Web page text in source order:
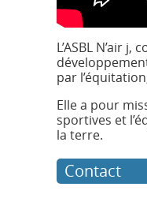
L’ASBL N’air
par
Elle a pour
sportives et
la terre.
Contact